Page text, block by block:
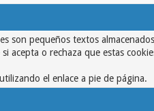
son pequeños textos
o rechaza que estas
el enlace a pie de página.